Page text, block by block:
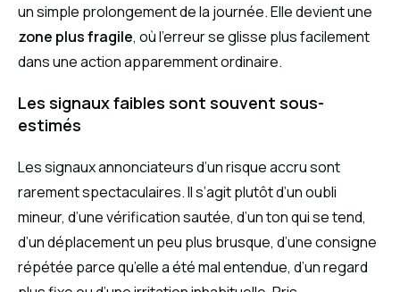
un simple prolongement de la journée. Elle devient une
zone plus fragile, où l’erreur se glisse plus facilement
dans une action apparemment ordinaire.
Les signaux faibles sont souvent sous-
estimés
Les signaux annonciateurs d’un risque accru sont
rarement spectaculaires. Il s’agit plutôt d’un oubli
mineur, d’une vérification sautée, d’un ton qui se tend,
d’un déplacement un peu plus brusque, d’une consigne
répétée parce qu’elle a été mal entendue, d’un regard